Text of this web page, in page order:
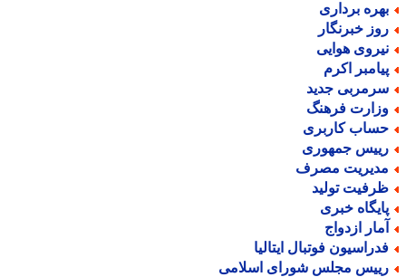
برداری
خبرنگار
هوایی
اکرم
جدید
فرهنگ
کاربری
جمهوری
مصرف
تولید
خبری
ازدواج
فوتبال ایتالیا
مجلس شورای اسلامی